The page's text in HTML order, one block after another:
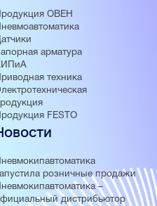
ОВЕН
арматура
техника
FESTO
розничные продажи
–
дистрибьютор